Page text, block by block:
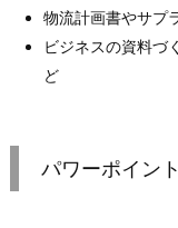
物流計画書やサプ
ビジネスの資料
ど
パワーポイン